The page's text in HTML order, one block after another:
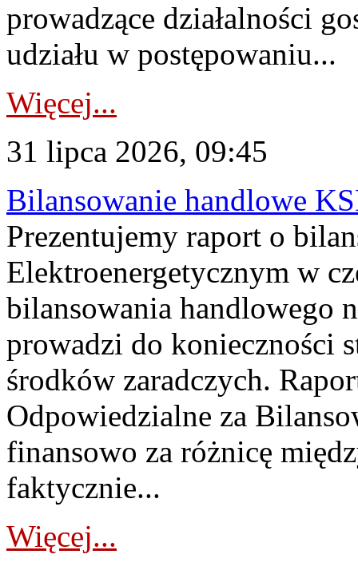
prowadzące działalności
udziału w postępowaniu...
Więcej...
31 lipca 2026, 09:45
Bilansowanie handlowe
Prezentujemy raport o
Elektroenergetycznym w
bilansowania handlowego
prowadzi do konieczności
środków zaradczych.
Odpowiedzialne za
finansowo za różnicę
faktycznie...
Więcej...